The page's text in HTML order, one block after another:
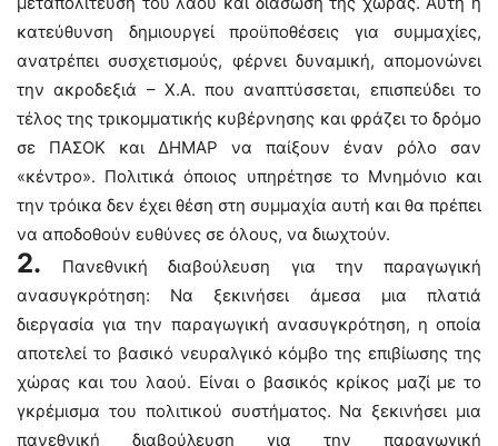
κατεύθυνση δημιουργεί προϋποθέσεις για συμμαχίες,
ανατρέπει συσχετισμούς, φέρνει δυναμική, απομονώνει
την ακροδεξιά – Χ.Α. που αναπτύσσεται, επισπεύδει το
τέλος της τρικομματικής κυβέρνησης και φράζει το δρόμο
σε ΠΑΣΟΚ και ΔΗΜΑΡ να παίξουν έναν ρόλο σαν
«κέντρο». Πολιτικά όποιος υπηρέτησε το Μνημόνιο και
την τρόικα δεν έχει θέση στη συμμαχία αυτή και θα πρέπει
να αποδοθούν ευθύνες σε όλους, να διωχτούν.
2.
Πανεθνική διαβούλευση για την παραγωγική
ανασυγκρότηση: Να ξεκινήσει άμεσα μια πλατιά
διεργασία για την παραγωγική ανασυγκρότηση, η οποία
αποτελεί το βασικό νευραλγικό κόμβο της επιβίωσης της
χώρας και του λαού. Είναι ο βασικός κρίκος μαζί με το
γκρέμισμα του πολιτικού συστήματος. Να ξεκινήσει μια
πανεθνική διαβούλευση για την παραγωγική